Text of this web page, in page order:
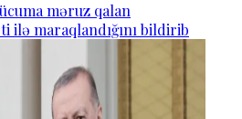
məruz qalan
ilə maraqlandığını bildirib